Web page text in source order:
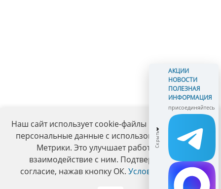
Наш сайт использует cookie-файлы и обрабатывает
персональные данные с использованием Яндекс
Метрики. Это улучшает работу сайта и
взаимодействие с ним. Подтвердите ваше
согласие, нажав кнопку ОК. Условия политики.
АКЦИИ
НОВОСТИ
ПОЛЕЗНАЯ
ИНФОРМАЦИЯ
присоединяйтесь